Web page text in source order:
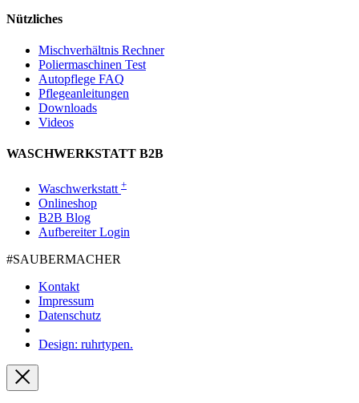
Nützliches
Mischverhältnis Rechner
Poliermaschinen Test
Autopflege FAQ
Pflegeanleitungen
Downloads
Videos
WASCHWERKSTATT B2B
Waschwerkstatt +
Onlineshop
B2B Blog
Aufbereiter Login
#SAUBER­MACHER
Kontakt
Impressum
Datenschutz
Design: ruhrtypen.